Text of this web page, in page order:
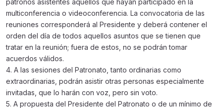
patronos asistentes aquellos que hayan participado en la
multiconferencia o videoconferencia. La convocatoria de las
reuniones corresponderá al Presidente y deberá contener el
orden del día de todos aquellos asuntos que se tienen que
tratar en la reunión; fuera de estos, no se podrán tomar
acuerdos válidos.
4. A las sesiones del Patronato, tanto ordinarias como
extraordinarias, podrán asistir otras personas especialmente
invitadas, que lo harán con voz, pero sin voto.
5. A propuesta del Presidente del Patronato o de un mínimo de